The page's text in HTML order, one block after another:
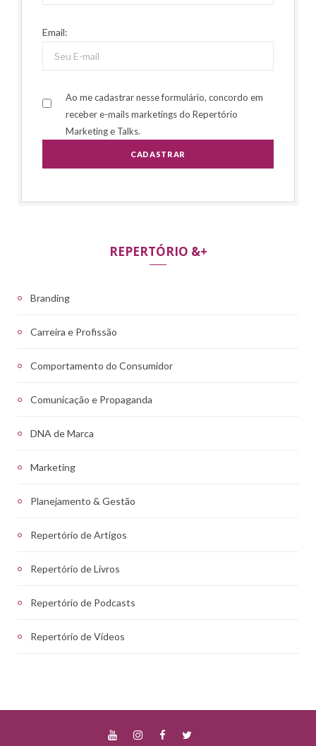
Email:
Ao me cadastrar nesse formulário, concordo em
receber e-mails marketings do Repertório
Marketing e Talks.
REPERTÓRIO &+
Branding
Carreira e Profissão
Comportamento do Consumidor
Comunicação e Propaganda
DNA de Marca
Marketing
Planejamento & Gestão
Repertório de Artigos
Repertório de Livros
Repertório de Podcasts
Repertório de Vídeos